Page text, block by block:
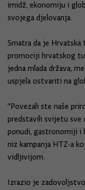
imidž, ekonomiju i
svojega djelovanja.
Smatra da je
promociji hrvatskog
jedna mlada država,
uspjela ostvariti na
"Povezali ste naše
predstavili svijetu sve
ponudi, gastronomiji i
niz kampanja HTZ-a
vidljivijom.
Izrazio je